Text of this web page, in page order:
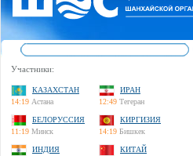
Участники:
КАЗАХСТАН
14:19 Астана
ИРАН
12:49 Тегеран
БЕЛОРУССИЯ
11:19 Минск
КИРГИЗИЯ
14:19 Бишкек
ИНДИЯ
КИТАЙ